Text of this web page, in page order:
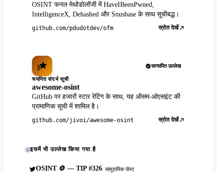
OSINT फनल मेथोडोलॉजी में HaveIBeenPwned,
IntelligenceX, Dehashed और Snusbase के साथ सूचीबद्ध।
github.com/pdudotdev/ofm स्रोत देखें
सत्यापित उल्लेख
चयनित संदर्भ सूची
awesome-osint
GitHub पर हजारों स्टार रेटिंग के साथ, यह ऑसम-ओएसइंट की
प्रामाणिक सूची में शामिल है।
github.com/jivoi/awesome-osint स्रोत देखें
इसमें भी उल्लेख किया गया है
OSINT 🪙 — TIP #326 सामुदायिक पोस्ट